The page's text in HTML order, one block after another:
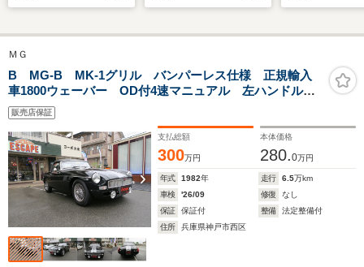
ランプ LED/ABS/横滑
り防止装置/アイドリ
ングストップ/禁煙車
プ/コーナーセンサー/
ラウンドビューカメ
ラ/前席シートヒータ
コーナーセ
シートヒータ
ートキー オ
ＭＧ
B MG-B MK-1グリル バンパーレス仕様 正規輸入
車1800ウェーバー OD付4速マニュアル 左ハンドル
MK1グリルバンパーレス左右ブラックレザーバケットシ
ートテアリング ルーカスヘッドライト&フォグランプ
ワイヤーホイル
販売店保証
支払総額
300万円
本体価格
280.0万円
年式 1982年 走行 6.5万km
車検
'26/09 修復
なし
保証
保証付 整備
法定整備付
住所
兵庫県神戸市西区